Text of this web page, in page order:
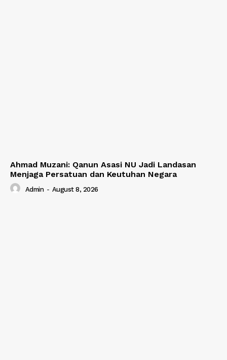
Ahmad Muzani: Qanun Asasi NU Jadi Landasan
Menjaga Persatuan dan Keutuhan Negara
Admin - August 8, 2026